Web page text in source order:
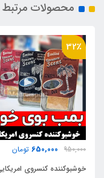
محصولات مرتبط
20٪
1,670,000
1,350,000
جاموبایلی G188